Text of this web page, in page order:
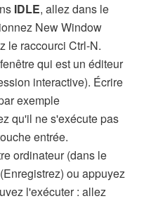
IDLE, allez dans le
New Window
le raccourci Ctrl-N.
qui est un éditeur
interactive). Écrire
exemple
qu'il ne s'exécute pas
entrée.
ordinateur (dans le
ou appuyez
l'exécuter : allez